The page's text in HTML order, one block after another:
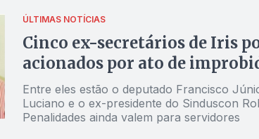
ÚLTIMAS NOTÍCIAS
Cinco ex-secretários de Iris
acionados por ato de
Entre eles estão o deputado Francisco
Luciano e o ex-presidente do Sinduscon
Penalidades ainda valem para servidores